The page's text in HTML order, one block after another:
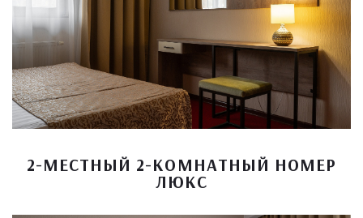
2-МЕСТНЫЙ 2-КОМНАТНЫЙ НОМЕР
ЛЮКС